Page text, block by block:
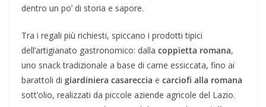
dentro un po’ di storia e sapore.
Tra i regali più richiesti, spiccano i prodotti tipici
dell’artigianato gastronomico: dalla coppietta romana,
uno snack tradizionale a base di carne essiccata, fino ai
barattoli di giardiniera casareccia e carciofi alla romana
sott’olio, realizzati da piccole aziende agricole del Lazio.